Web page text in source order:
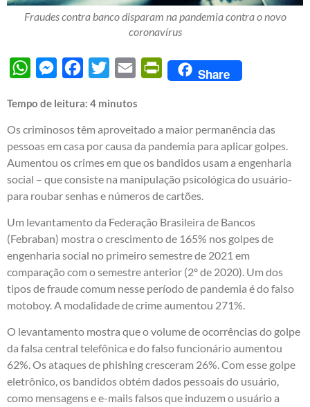
Fraudes contra banco disparam na pandemia contra o novo
coronavírus
WhatsAppMessengerFacebook
Twitter Email PrintFriendly
Share
Tempo de leitura: 4 minutos
Os criminosos têm aproveitado a maior permanência das
pessoas em casa por causa da pandemia para aplicar golpes.
Aumentou os crimes em que os bandidos usam a engenharia
social – que consiste na manipulação psicológica do usuário-
para roubar senhas e números de cartões.
Um levantamento da Federação Brasileira de Bancos
(Febraban) mostra o crescimento de 165% nos golpes de
engenharia social no primeiro semestre de 2021 em
comparação com o semestre anterior (2º de 2020). Um dos
tipos de fraude comum nesse período de pandemia é do falso
motoboy. A modalidade de crime aumentou 271%.
O levantamento mostra que o volume de ocorrências do golpe
da falsa central telefônica e do falso funcionário aumentou
62%. Os ataques de phishing cresceram 26%. Com esse golpe
eletrônico, os bandidos obtém dados pessoais do usuário,
como mensagens e e-mails falsos que induzem o usuário a